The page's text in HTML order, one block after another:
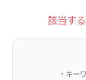
該当す
・キー